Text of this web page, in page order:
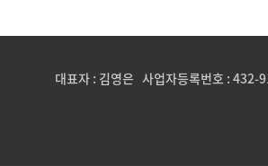
대표자 : 김영은 사업자등록번호 :